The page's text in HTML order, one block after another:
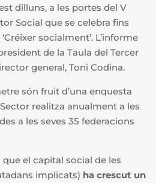
dilluns, a les portes del V
Social que se celebra fins
socialment’. L’informe
de la Taula del Tercer
general, Toni Codina.
són fruit d’una enquesta
realitza anualment a les
a les seves 35 federacions
el capital social de les
implicats) ha crescut un